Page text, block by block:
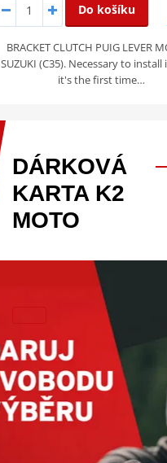
Do košíku
BRACKET CLUTCH PUIG LEVER
SUZUKI (C35). Necessary to install
it's the first time…
DÁRKOVÁ
KARTA K2
MOTO